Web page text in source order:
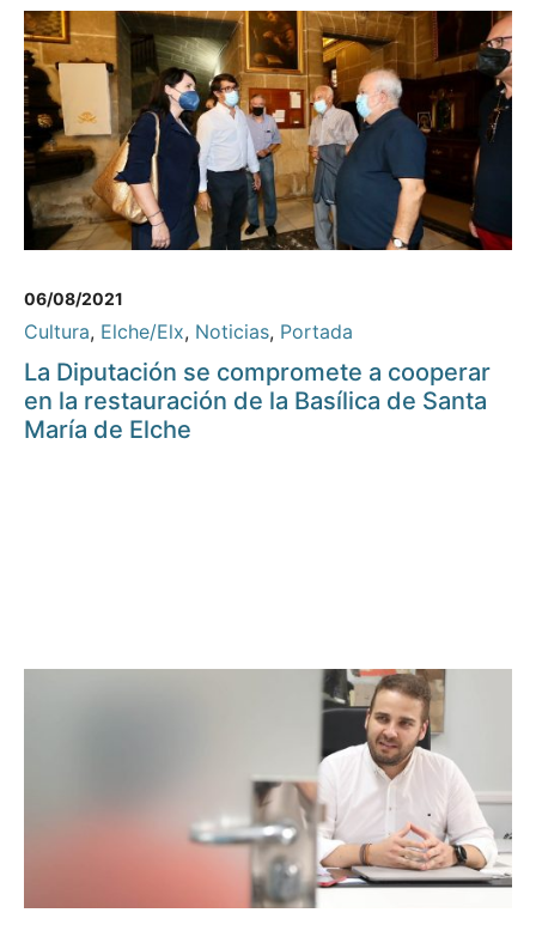
06/08/2021
Cultura, Elche/Elx, Noticias, Portada
La Diputación se compromete a cooperar
en la restauración de la Basílica de Santa
María de Elche